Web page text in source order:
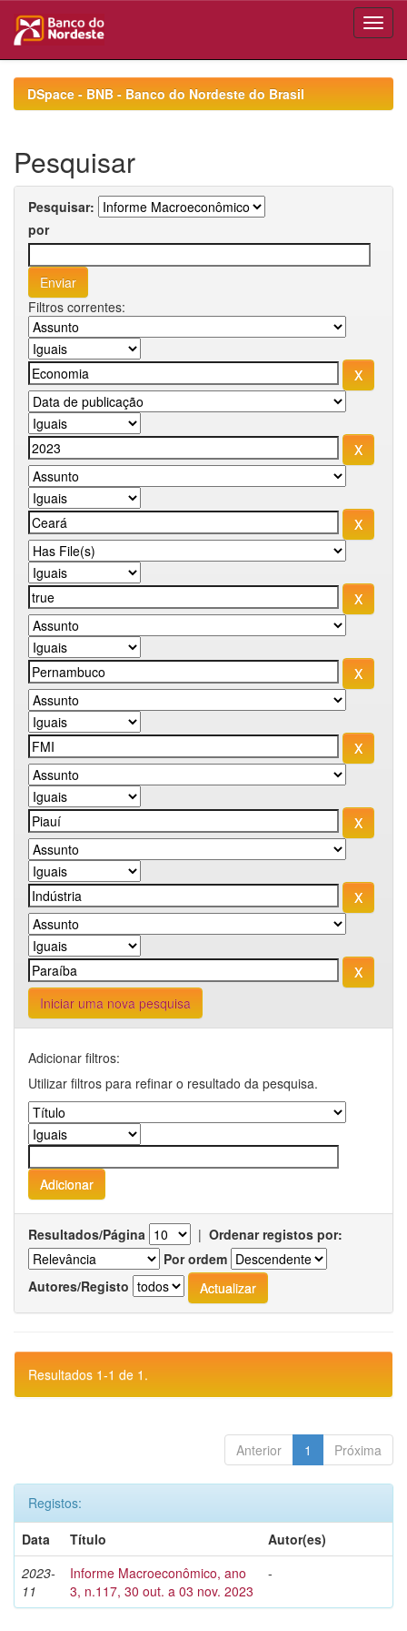
navigationDSpace - BNB - Banco do Nordeste do Brasil
Pesquisar
Pesquisar:
por
Filtros correntes:
Iniciar uma nova pesquisa
Adicionar filtros:
Utilizar filtros para refinar o resultado da pesquisa.
Resultados/Página | Ordenar registos por:
Por ordem
Autores/Registo
Resultados 1-1 de 1.
Anterior 1 Próxima
Registos:
Data
Título
Autor(es)
2023-
11
Informe Macroeconômico, ano
3, n.117, 30 out. a 03 nov. 2023
-